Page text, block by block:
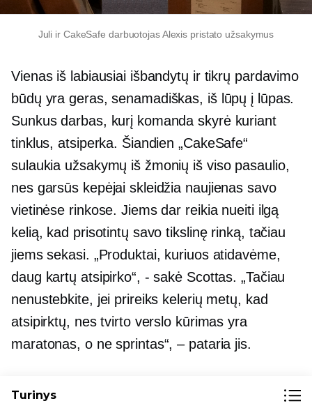
Juli ir CakeSafe darbuotojas Alexis pristato užsakymus
Vienas iš labiausiai išbandytų ir tikrų pardavimo
būdų yra geras, senamadiškas, iš lūpų į lūpas.
Sunkus darbas, kurį komanda skyrė kuriant
tinklus, atsiperka. Šiandien „CakeSafe“
sulaukia užsakymų iš žmonių iš viso pasaulio,
nes garsūs kepėjai skleidžia naujienas savo
vietinėse rinkose. Jiems dar reikia nueiti ilgą
kelią, kad prisotintų savo tikslinę rinką, tačiau
jiems sekasi. „Produktai, kuriuos atidavėme,
daug kartų atsipirko“, - sakė Scottas. „Tačiau
nenustebkite, jei prireiks kelerių metų, kad
atsipirktų, nes tvirto verslo kūrimas yra
maratonas, o ne sprintas“, – pataria jis.
Turinys